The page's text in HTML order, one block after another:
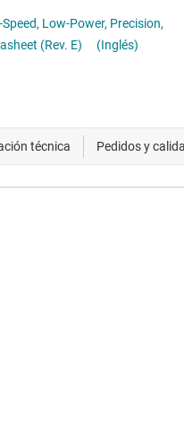
Low-Power, Precision,
datasheet (Rev. E)
(Inglés)